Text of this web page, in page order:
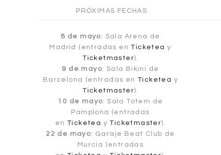
PRÓXIMAS FECHAS
8 de mayo: Sala Arena de
Madrid (entradas enTicketea y
Ticketmaster).
9 de mayo: Sala Bikini de
Barcelona (entradas enTicketea y
Ticketmaster).
10 de mayo: Sala Totem de
Pamplona (entradas
enTicketea yTicketmaster).
22 de mayo: Garaje Beat Club de
Murcia (entradas